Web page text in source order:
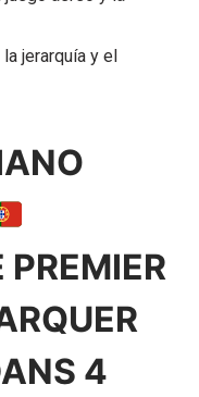
jerarquía y el
PREMIER
4